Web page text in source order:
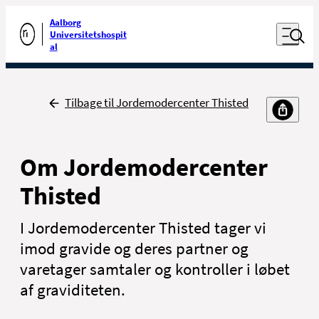
Gå til forsiden
Aalborg
Universitetshospit
al
Åben
Udfør søgning
Tilbage
Tilbage til Jordemodercenter Thisted
Om Jordemodercenter
Thisted
I Jordemodercenter Thisted tager vi
imod gravide og deres partner og
varetager samtaler og kontroller i løbet
af graviditeten.